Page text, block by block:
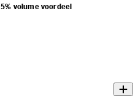
5% volume voordeel